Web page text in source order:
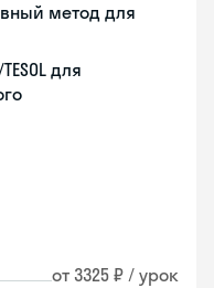
метод для
для
от 3325 ₽ / урок